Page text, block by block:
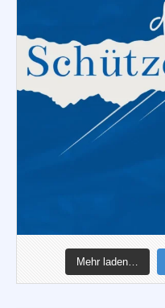
Mehr laden…